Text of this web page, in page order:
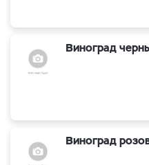
Виноград
Виноград